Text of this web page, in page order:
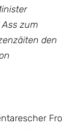
Ass zum
den
Fro